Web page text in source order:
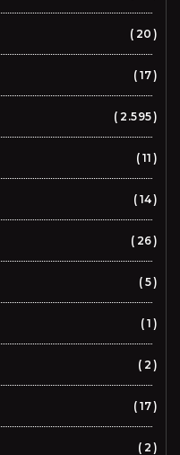
20
17
2.595
11
14
26
5
1
2
17
2